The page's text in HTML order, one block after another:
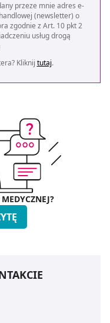
przeze mnie adres e-
(newsletter) o
zgodnie z Art. 10 pkt 2
usług drogą
Kliknij tutaj.